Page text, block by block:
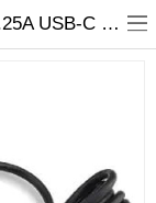
Notebook adapteri LENOVO 5-20V 3.25A USB-C 65W | Ýyndam Tehnika Dünýäsi